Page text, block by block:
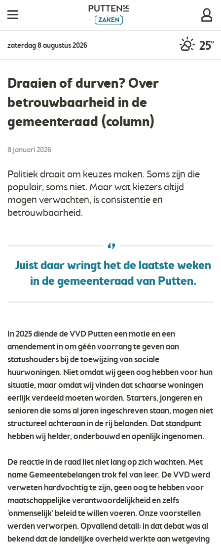
zaterdag 8 augustus 2026 25°
Draaien of durven? Over
betrouwbaarheid in de
gemeenteraad (column)
8 januari 2026
Politiek draait om keuzes maken. Soms zijn die
populair, soms niet. Maar wat kiezers altijd
mogen verwachten, is consistentie en
betrouwbaarheid.
Juist daar wringt het de laatste weken
in de gemeenteraad van Putten.
In 2025 diende de VVD Putten een motie en een
amendement in om géén voorrang te geven aan
statushouders bij de toewijzing van sociale
huurwoningen. Niet omdat wij geen oog hebben voor hun
situatie, maar omdat wij vinden dat schaarse woningen
eerlijk verdeeld moeten worden. Starters, jongeren en
senioren die soms al jaren ingeschreven staan, mogen niet
structureel achteraan in de rij belanden. Dat standpunt
hebben wij helder, onderbouwd en openlijk ingenomen.
De reactie in de raad liet niet lang op zich wachten. Met
name Gemeentebelangen trok fel van leer. De VVD werd
verweten hardvochtig te zijn, geen oog te hebben voor
maatschappelijke verantwoordelijkheid en zelfs
‘onmenselijk’ beleid te willen voeren. Onze voorstellen
werden verworpen. Opvallend detail: in dat debat was al
bekend dat de landelijke overheid werkte aan wetgeving